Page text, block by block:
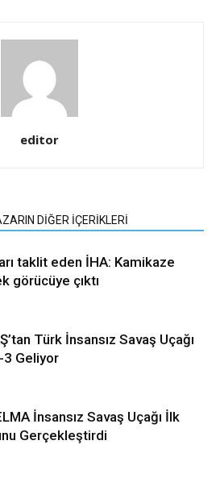
editor
DİĞER İÇERİKLERİ
taklit eden İHA: Kamikaze
görücüye çıktı
Türk İnsansız Savaş Uçağı
3 Geliyor
İnsansız Savaş Uçağı İlk
Gerçekleştirdi